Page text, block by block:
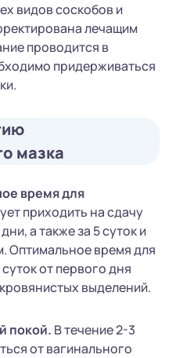
видов соскобов и
лечащим
проводится в
придерживаться
мазка
время для
приходить на сдачу
а также за 5 суток и
Оптимальное время для
от первого дня
выделений.
покой. В течение 2-3
от вагинального